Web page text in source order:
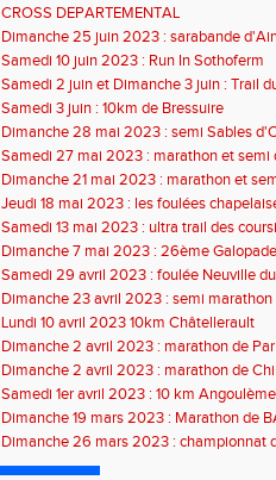
CROSS DEPARTEMENTAL
Dimanche 25 juin 2023 : sarabande
Samedi 10 juin 2023 : Run In Sothoferm
Samedi 2 juin et Dimanche 3 juin : Trail
Velay
Samedi 3 juin : 10km de Bressuire
Dimanche 28 mai 2023 : semi Sables
Samedi 27 mai 2023 : marathon et semi
Dimanche 21 mai 2023 : marathon et
Jeudi 18 mai 2023 : les foulées
Samedi 13 mai 2023 : ultra trail des
Dimanche 7 mai 2023 : 26ème
Samedi 29 avril 2023 : foulée Neuville
Dimanche 23 avril 2023 : semi marathon
Lundi 10 avril 2023 10km Châtellerault
Dimanche 2 avril 2023 : marathon de
Dimanche 2 avril 2023 : marathon de
Samedi 1er avril 2023 : 10 km Angoulème
Dimanche 19 mars 2023 : Marathon de
Dimanche 26 mars 2023 : championnat